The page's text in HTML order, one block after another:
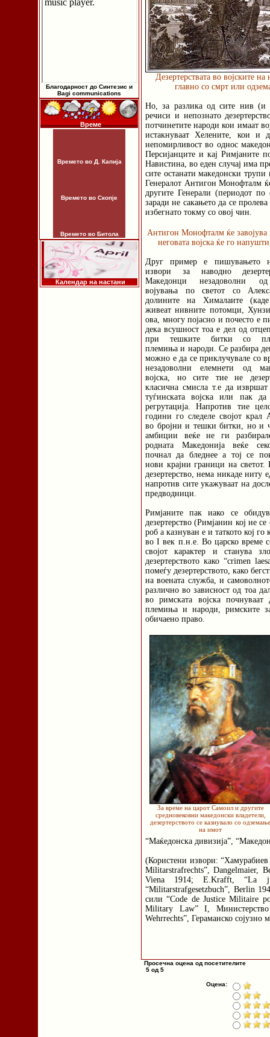
Благодарност до Синтезис и
Bagi communications
Време
Времето во Д. Капија
Времето во Скопје
Времето во Битола
Календар на настани
Дезертерствата во војските
главно со смрт или
Но, за разлика од сите нив (и
речиси и непознато
потчинетите народи кои имаат
истакнуваат Хелените, кои и
непомирливост во однос
Персијанците и кај Римјаните
Навистина, во еден случај има
сите останати македонски
Генералот Антигон Монофталм
другите Генерали (периодот
заради не сакањето да се
избегнато токму со овој чин.
Антигон Монофталм ќе завојува
неговата војска ќе го
Друг пример е пишувањето
извори за наводно
Македонци незадоволни
војувања по светот со
долините на Хималаите
живеат нивните потомци,
ова, многу појасно и почесто е
дека всушност тоа е дел од
при тешките битки со
племиња и народи. Се разбира
можно е да се приклучувале со
незадоволни елемнети од
војска, но сите тие не
класична смисла т.е да
туѓинската војска или пак да
регрутација. Напротив тие
години го следеле својот крал
во бројни и тешки битки, но и
амбиции веќе не ги
родната Македонија веќе
почнал да бледнее а тој се
нови крајни граници на
дезертерство, нема никаде ниту
напротив сите укажуваат на
предводници.
Римјаните пак иако се
дезертерство (Римјанин кој не
роб а казнуван е и таткото кој
во I век п.н.е. Во царско време
својот карактер и станува
дезертерството како “crimen
помеѓу дезертерството, како
на воената служба, и
различно во зависност од тоа
во римската војска
племиња и народи, римските
обичаено право.
За време на царот Самоил и другите
средновековни македонски владетели,
дезертерството се казнувало со одземање
на имот
“Маќедонска дивизија”,
(Користени извори: “Хамурабиев
Militarstrafrechts”, Dangelmaier,
Viena 1914; E.Krafft, “La
“Militarstrafgesetzbuch”, Berlin
сили “Code de Justice Militaire
Military Law” I,
Wehrrechts”, Гераманско
Просечна оцена од посетителите
5 од 5
Оцена: